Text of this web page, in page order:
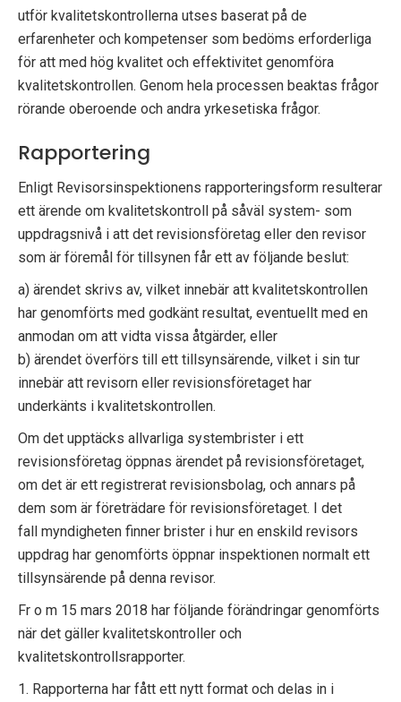
utför kvalitetskontrollerna utses baserat på de
erfarenheter och kompetenser som bedöms erforderliga
för att med hög kvalitet och effektivitet genomföra
kvalitetskontrollen. Genom hela processen beaktas frågor
rörande oberoende och andra yrkesetiska frågor.
Rapportering
Enligt Revisorsinspektionens rapporteringsform resulterar
ett ärende om kvalitetskontroll på såväl system- som
uppdragsnivå i att det revisionsföretag eller den revisor
som är föremål för tillsynen får ett av följande beslut:
a) ärendet skrivs av, vilket innebär att kvalitetskontrollen
har genomförts med godkänt resultat, eventuellt med en
anmodan om att vidta vissa åtgärder, eller
b) ärendet överförs till ett tillsynsärende, vilket i sin tur
innebär att revisorn eller revisionsföretaget har
underkänts i kvalitetskontrollen.
Om det upptäcks allvarliga systembrister i ett
revisionsföretag öppnas ärendet på revisionsföretaget,
om det är ett registrerat revisionsbolag, och annars på
dem som är företrädare för revisionsföretaget. I det
fall myndigheten finner brister i hur en enskild revisors
uppdrag har genomförts öppnar inspektionen normalt ett
tillsynsärende på denna revisor.
Fr o m 15 mars 2018 har följande förändringar genomförts
när det gäller kvalitetskontroller och
kvalitetskontrollsrapporter.
1. Rapporterna har fått ett nytt format och delas in i